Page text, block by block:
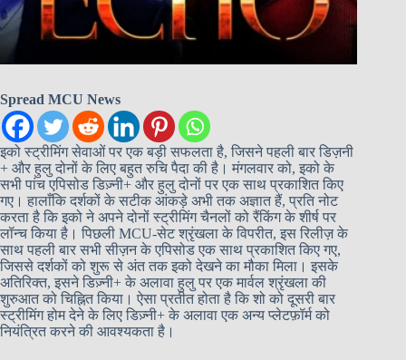
Spread MCU News
इको स्ट्रीमिंग सेवाओं पर एक बड़ी सफलता है, जिसने पहली बार डिज़नी
+ और हुलु दोनों के लिए बहुत रुचि पैदा की है। मंगलवार को, इको के
सभी पांच एपिसोड डिज़्नी+ और हुलु दोनों पर एक साथ प्रकाशित किए
गए। हालाँकि दर्शकों के सटीक आंकड़े अभी तक अज्ञात हैं, प्रति नोट
करता है कि इको ने अपने दोनों स्ट्रीमिंग चैनलों को रैंकिंग के शीर्ष पर
लॉन्च किया है। पिछली MCU-सेट श्रृंखला के विपरीत, इस रिलीज़ के
साथ पहली बार सभी सीज़न के एपिसोड एक साथ प्रकाशित किए गए,
जिससे दर्शकों को शुरू से अंत तक इको देखने का मौका मिला। इसके
अतिरिक्त, इसने डिज़्नी+ के अलावा हुलु पर एक मार्वल श्रृंखला की
शुरुआत को चिह्नित किया। ऐसा प्रतीत होता है कि शो को दूसरी बार
स्ट्रीमिंग होम देने के लिए डिज़्नी+ के अलावा एक अन्य प्लेटफ़ॉर्म को
नियंत्रित करने की आवश्यकता है।